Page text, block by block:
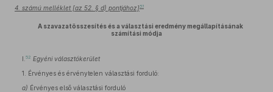
4. számú melléklet [az 52. § d) pontjához]51
A szavazatösszesítés és a választási eredmény megállapításának
számítási módja
I. 52 Egyéni választókerület
1. Érvényes és érvénytelen választási forduló:
a) Érvényes első választási forduló